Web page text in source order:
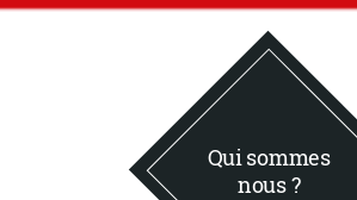
Qui sommes
nous ?